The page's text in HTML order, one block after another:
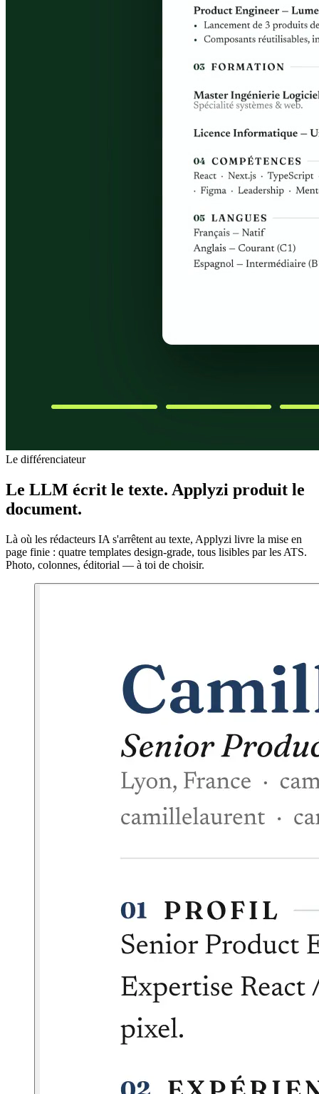
Le différenciateur
Le LLM écrit le texte. Applyzi produit le
document.
Là où les rédacteurs IA s'arrêtent au texte, Applyzi livre la mise en
page finie : quatre templates design-grade, tous lisibles par les ATS.
Photo, colonnes, éditorial — à toi de choisir.